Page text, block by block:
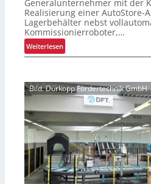
k
f
ü
r
u
i
c
h
e
r
e
Z
e
i
r
P
a
l
e
t
e
e
c
h
s
e
i
g
e
r
u
d
e
r
L
o
g
i
s
t
Generalunternehmer mit der
Realisierung einer AutoStore-
Lagerbehälter nebst
Kommissionierroboter,…
Weiterlesen:
A
t
o
a
t
i
s
i
e
Bild: Dürkopp Fördertechnik GmbH